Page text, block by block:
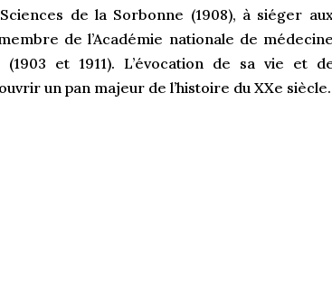
de la Sorbonne (1908), à siéger
de l’Académie nationale de
et 1911). L’évocation de sa vie et
un pan majeur de l’histoire du XXe siècle.